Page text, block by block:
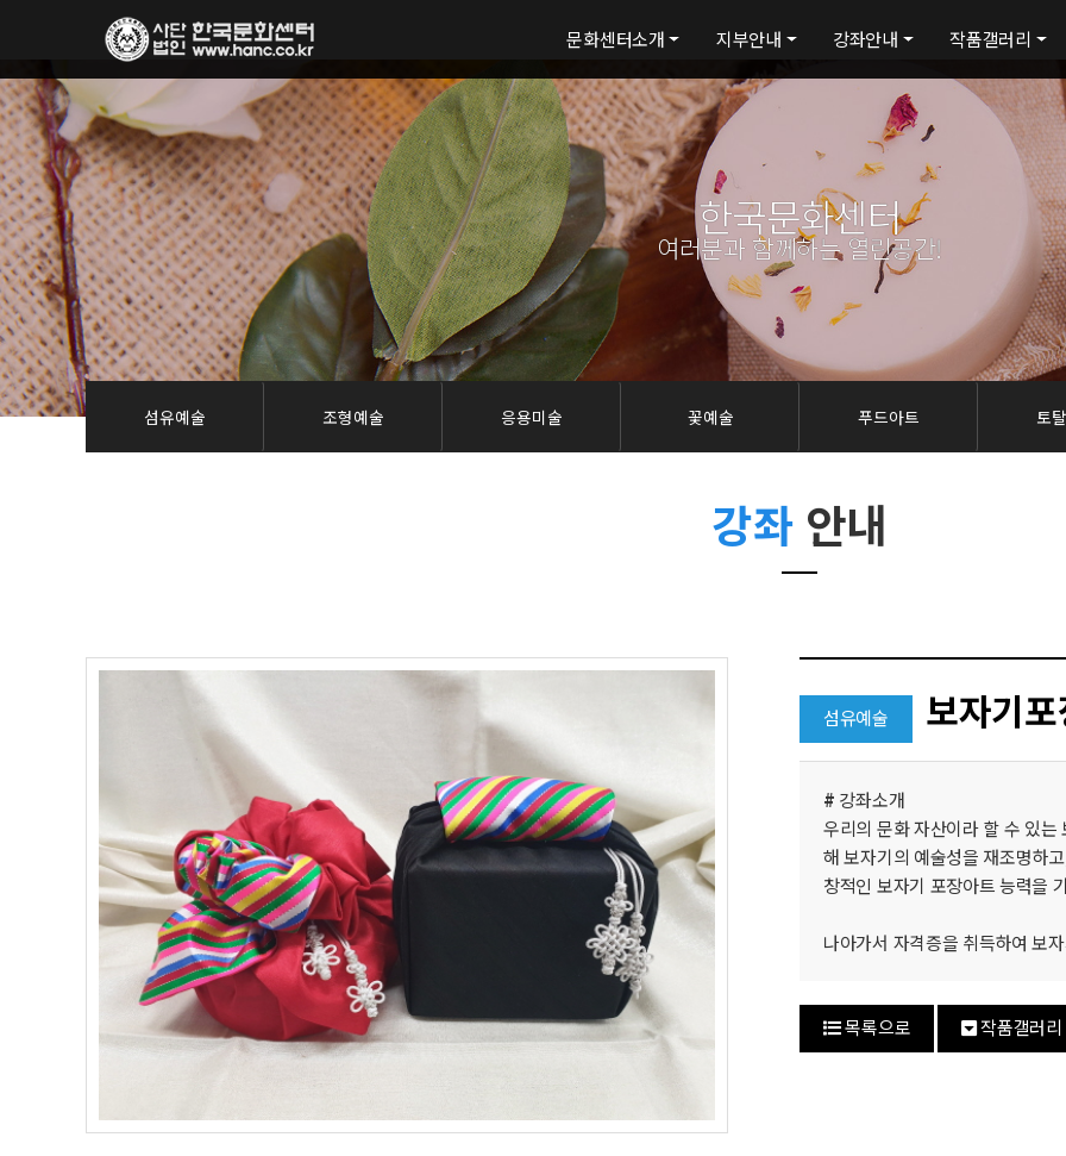
문화센터소개 지부안내 강좌안내 작품갤러리
한국문화센터
여러분과 함께하는 열린공간!
섬유예술 조형예술 응용미술 꽃예술 푸드아트 토
강좌안내
섬유예술 보자기
# 강좌소개
우리의 문화 자산이라 할 수 있
해 보자기의 예술성을 재조명하
창적인 보자기 포장아트 능력을
나아가서 자격증을 취득하여 보
목록으로 작품갤러리